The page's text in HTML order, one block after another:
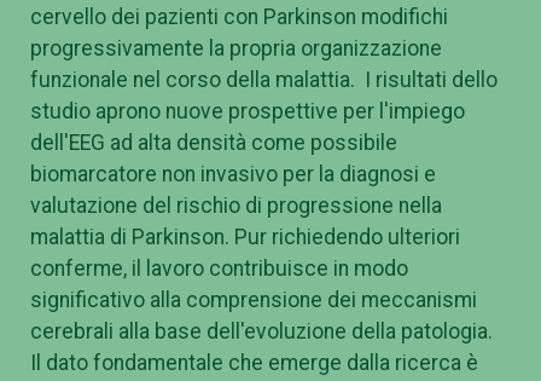
cervello dei pazienti con Parkinson modifichi
progressivamente la propria organizzazione
funzionale nel corso della malattia. I risultati dello
studio aprono nuove prospettive per l'impiego
dell'EEG ad alta densità come possibile
biomarcatore non invasivo per la diagnosi e
valutazione del rischio di progressione nella
malattia di Parkinson. Pur richiedendo ulteriori
conferme, il lavoro contribuisce in modo
significativo alla comprensione dei meccanismi
cerebrali alla base dell'evoluzione della patologia.
Il dato fondamentale che emerge dalla ricerca è